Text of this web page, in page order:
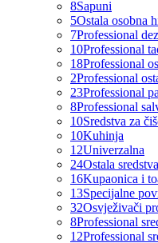
8Sapuni
5Ostala osobna
7Professional
10Professional
18Professional
2Professional
23Professional
8Professional
10Sredstva za
10Kuhinja
12Univerzalna
24Ostala
16Kupaonica i
13Specijalne
32Osvježivači
8Professional
12Professional